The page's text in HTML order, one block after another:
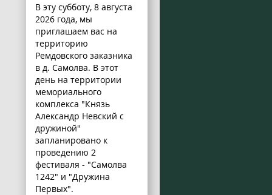
В эту субботу, 8 августа
2026 года, мы
приглашаем вас на
территорию
Ремдовского заказника
в д. Самолва. В этот
день на территории
мемориального
комплекса "Князь
Александр Невский с
дружиной"
запланировано к
проведению 2
фестиваля - "Самолва
1242" и "Дружина
Первых".